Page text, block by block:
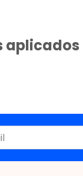
aplicados